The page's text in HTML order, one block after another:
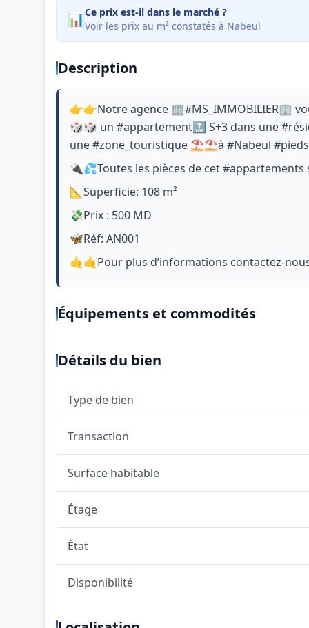
📊Ce prix est-il dans le marché ?
Voir les prix au m² constatés à Nabeul
Description
👉👉Notre agence 🏢#MS_IMMOBILIER🏢
🎲🎲 un #appartement🔝 S+3 dans une
une #zone_touristique ⛱️⛱️à #Nabeul
🔌💦Toutes les pièces de cet
📐Superficie: 108 m²
💸Prix : 500 MD
🦋Réf: AN001
🤙🤙Pour plus d’informations contactez-
Équipements et commodités
Détails du bien
Type de bien
Transaction
Surface habitable
Étage
État
Disponibilité